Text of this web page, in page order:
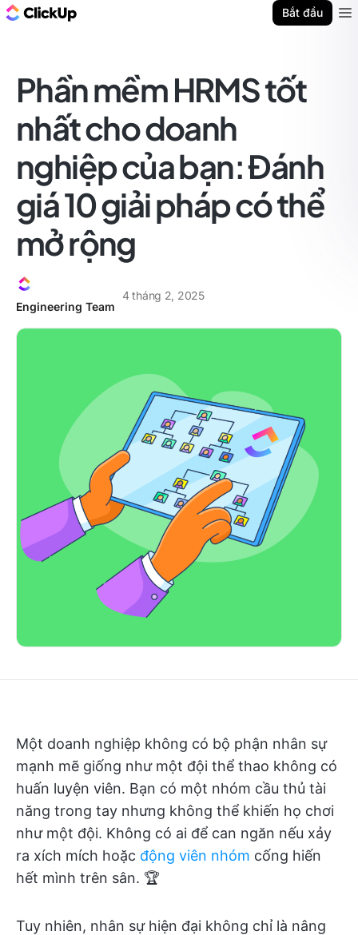
Bắt đầu
Phần mềm HRMS tốt
nhất cho doanh
nghiệp của bạn: Đánh
giá 10 giải pháp có thể
mở rộng
Engineering Team
4 tháng 2, 2025
Một doanh nghiệp không có bộ phận nhân sự
mạnh mẽ giống như một đội thể thao không có
huấn luyện viên. Bạn có một nhóm cầu thủ tài
năng trong tay nhưng không thể khiến họ chơi
như một đội. Không có ai để can ngăn nếu xảy
ra xích mích hoặc động viên nhóm cống hiến
hết mình trên sân. 🏆
Tuy nhiên, nhân sự hiện đại không chỉ là nâng